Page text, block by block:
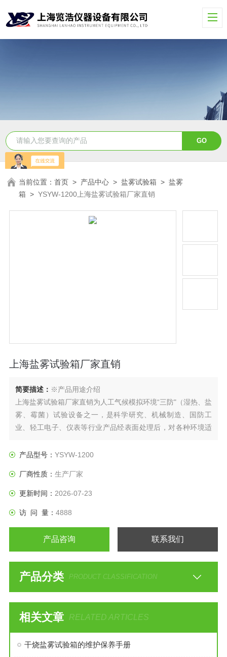
当前位置：首页 > 产品中心 >盐雾试验箱 >盐雾
箱 >YSYW-1200上海盐雾试验箱厂家直销
上海盐雾试验箱厂家直销
简要描述： ※产品用途介绍
上海盐雾试验箱厂家直销为人工气候模拟环境“三防"（湿热、盐
雾、霉菌）试验设备之一，是科学研究、机械制造、国防工
业、轻工电子、仪表等行业产品经表面处理后，对各种环境适
普遍使用行业：汽车零部件、电镀、涂料、电子元气件、金属
产品型号： YSYW-1200
厂商性质： 生产厂家
更新时间： 2026-07-23
访 问 量： 4888
产品咨询 联系我们
产品分类 PRODUCT CLASSIFICATION
相关文章 RELATED ARTICLES
干烧盐雾试验箱的维护保养手册